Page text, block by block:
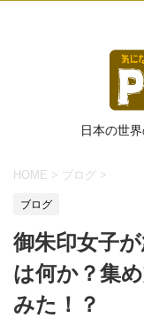
日本の世
HOME > ブログ >
ブログ
御朱印女子
は何か？集
みた！？